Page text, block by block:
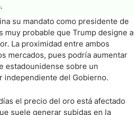
su mandato como presidente de
muy probable que Trump designe a
La proximidad entre ambos
mercados, pues podría aumentar
estadounidense sobre un
independiente del Gobierno.
el precio del oro está afectado
suele generar subidas en la